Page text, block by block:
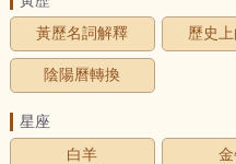
黃歷名詞解釋
歷史
陰陽曆轉換
星座
白羊